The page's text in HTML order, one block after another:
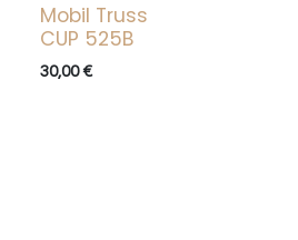
Mobil Truss
CUP 525B
30,00€